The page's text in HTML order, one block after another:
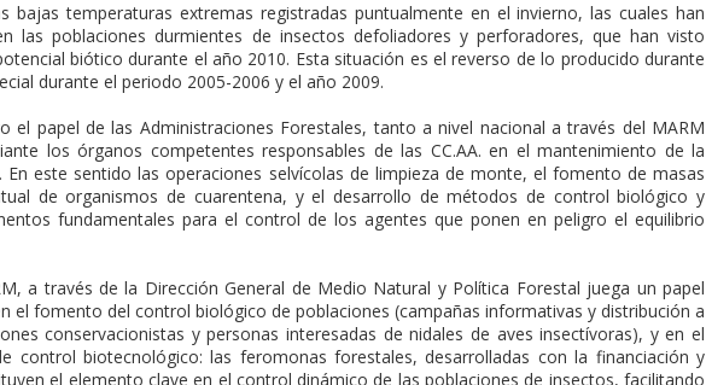
bajas temperaturas extremas registradas puntualmente en el invierno, las cuales han
las poblaciones durmientes de insectos defoliadores y perforadores, que han visto
biótico durante el año 2010. Esta situación es el reverso de lo producido durante
durante el periodo 2005-2006 y el año 2009.
el papel de las Administraciones Forestales, tanto a nivel nacional a través del MARM
los órganos competentes responsables de las CC.AA. en el mantenimiento de la
En este sentido las operaciones selvícolas de limpieza de monte, el fomento de masas
de organismos de cuarentena, y el desarrollo de métodos de control biológico y
fundamentales para el control de los agentes que ponen en peligro el equilibrio
a través de la Dirección General de Medio Natural y Política Forestal juega un papel
el fomento del control biológico de poblaciones (campañas informativas y distribución a
conservacionistas y personas interesadas de nidales de aves insectívoras), y en el
control biotecnológico: las feromonas forestales, desarrolladas con la financiación y
el elemento clave en el control dinámico de las poblaciones de insectos, facilitando